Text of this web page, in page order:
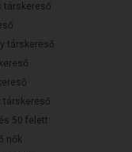
társkereső
társkereső
társkereső
50 felett
nők